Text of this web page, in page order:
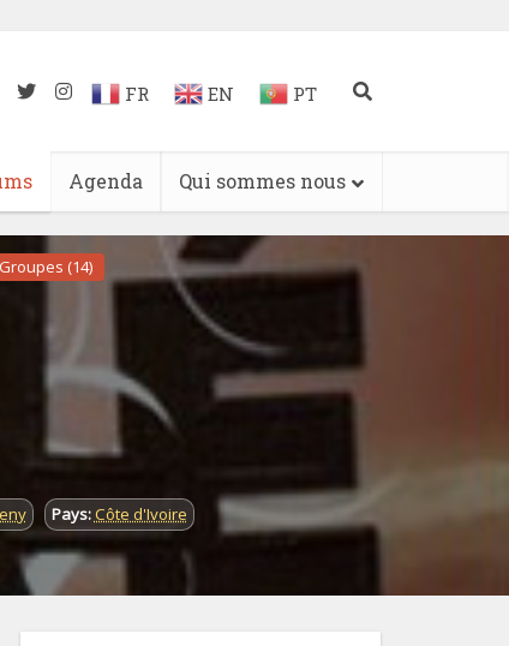
FR EN PT
Agenda Qui sommes nous
Groupes (14)
Pays:Côte d'Ivoire